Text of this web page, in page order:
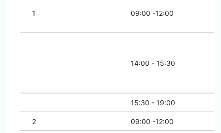
1 09:00 -12:00
14:00 - 15:30
15:30 - 19:00
2 09:00 -12:00